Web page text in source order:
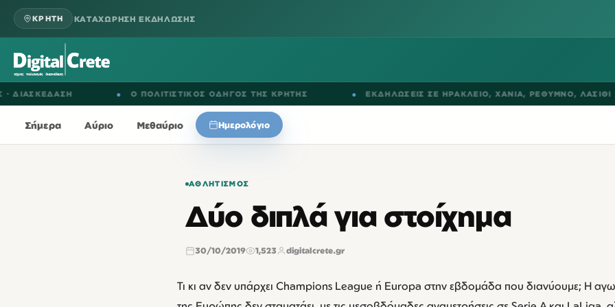
ΚΡΗΤΗ ΚΑΤΑΧΩΡΗΣΗ ΕΚΔΗΛΩΣΗΣ
Ο ΠΟΛΙΤΙΣΤΙΚΟΣ ΟΔΗΓΟΣ ΤΗΣ ΚΡΗΤΗΣ ΕΚΔΗΛΩΣΕΙΣ ΣΕΗΡΑΚΛΕΙΟ,ΧΑΝΙΑ,ΡΕΘΥΜΝΟ,ΛΑΣΙΘΙ
Σήμερα Αύριο Μεθαύριο Ημερολόγιο
ΑΘΛΗΤΙΣΜΌΣ
Δύο διπλά για στοίχημα
30/10/2019 1,523 digitalcrete.gr
Τι κι αν δεν υπάρχει Champions League ή Europa στην εβδομάδα που διανύουμε; Η